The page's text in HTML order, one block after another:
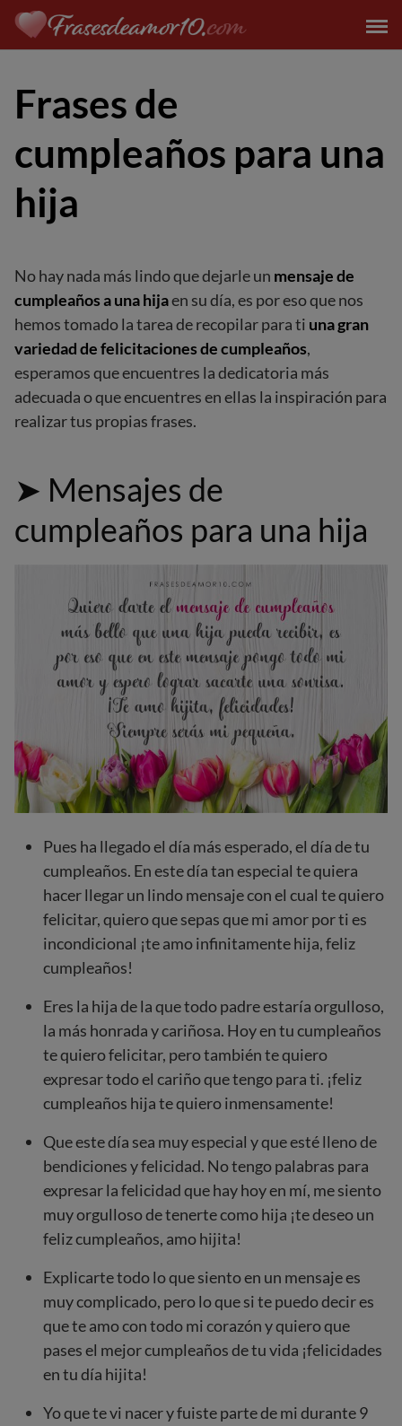
Saltar
contenido
Frases de
cumpleaños para una
hija
No hay nada más lindo que dejarle un mensaje de
cumpleaños a una hijaen su día, es por eso que nos
hemos tomado la tarea de recopilar para ti una gran
variedad de felicitaciones de cumpleaños,
esperamos que encuentres la dedicatoria más
adecuada o que encuentres en ellas la inspiración para
realizar tus propias frases.
➤ Mensajes de
cumpleaños para una hija
Pues ha llegado el día más esperado, el día de tu
cumpleaños. En este día tan especial te quiera
hacer llegar un lindo mensaje con el cual te quiero
felicitar, quiero que sepas que mi amor por ti es
incondicional ¡te amo infinitamente hija, feliz
cumpleaños!
Eres la hija de la que todo padre estaría orgulloso,
la más honrada y cariñosa. Hoy en tu cumpleaños
te quiero felicitar, pero también te quiero
expresar todo el cariño que tengo para ti. ¡feliz
cumpleaños hija te quiero inmensamente!
Que este día sea muy especial y que esté lleno de
bendiciones y felicidad. No tengo palabras para
expresar la felicidad que hay hoy en mí, me siento
muy orgulloso de tenerte como hija ¡te deseo un
feliz cumpleaños, amo hijita!
Explicarte todo lo que siento en un mensaje es
muy complicado, pero lo que si te puedo decir es
que te amo con todo mi corazón y quiero que
pases el mejor cumpleaños de tu vida ¡felicidades
en tu día hijita!
Yo que te vi nacer y fuiste parte de mi durante 9